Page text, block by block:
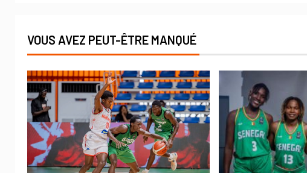
VOUS AVEZ PEUT-ÊTRE MANQUÉ